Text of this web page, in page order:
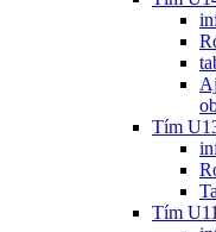
Tím
Tím